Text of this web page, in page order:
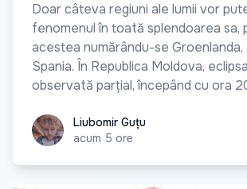
Doar câteva regiuni ale lumii vor
fenomenul în toată splendoarea sa,
acestea numărându-se Groenlanda,
Spania. În Republica Moldova,
observată parțial, începând cu ora
Liubomir Guțu
Liubomir Guțu
acum 5 ore